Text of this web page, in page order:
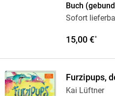
Buch
Sofort
15,00 €*
Furzipups,
Kai Lüftner